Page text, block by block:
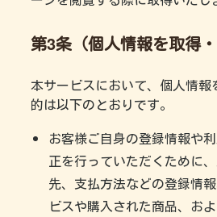
第3条（個人情報を取得
本サービスにおいて、個人情報
的は以下のとおりです。
お客様ご自身の登録情報や
正を行っていただくために
先、支払方法などの登録情
ビスや購入された商品、お